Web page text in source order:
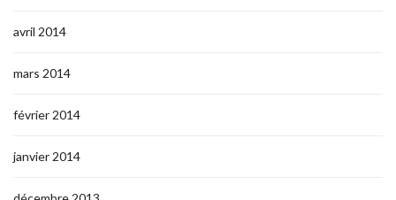
avril 2014
mars 2014
février 2014
janvier 2014